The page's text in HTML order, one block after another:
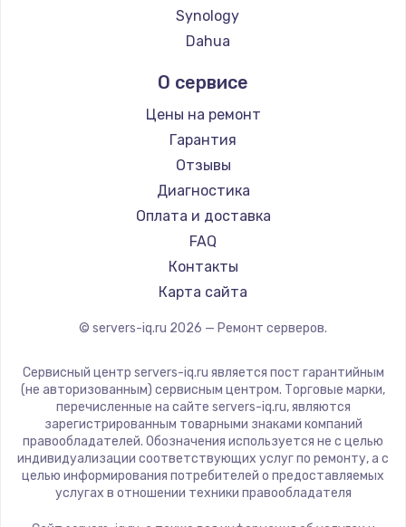
Заказать
2500 руб.
Заказать
Замена электроконфорки
Заказать
Техобслуживание
900 руб.
1300 руб.
Заказать
Прошивка
1400 руб.
Synology
Dahua
О сервисе
Цены на ремонт
Гарантия
Отзывы
Диагностика
Оплата и доставка
FAQ
Контакты
Карта сайта
© servers-iq.ru 2026 — Ремонт серверов.
Сервисный центр servers-iq.ru является пост гарантийным
(не авторизованным) сервисным центром. Торговые марки,
перечисленные на сайте servers-iq.ru, являются
зарегистрированным товарными знаками компаний
правообладателей. Обозначения используется не с целью
индивидуализации соответствующих услуг по ремонту, а с
целью информирования потребителей о предоставляемых
услугах в отношении техники правообладателя